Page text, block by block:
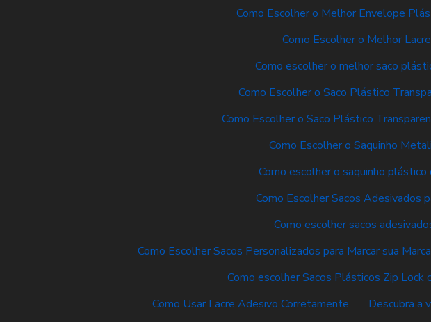
Como Escolher o Melhor Envelope
Como Escolher o Melhor
Como escolher o melhor saco
Como Escolher o Saco Plástico
Como Escolher o Saco Plástico
Como Escolher o Saquinho
Como escolher o saquinho
Como Escolher Sacos Adesivados
Como escolher sacos
Como Escolher Sacos Personalizados para Marcar sua Marca
Como escolher Sacos Plásticos Zip Lock
Como Usar Lacre Adesivo Corretamente
Descubra a